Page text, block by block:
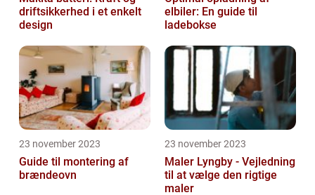
driftsikkerhed i et enkelt
design
elbiler: En guide til
ladebokse
23 november 2023
Guide til montering af
brændeovn
23 november 2023
Maler Lyngby - Vejledning
til at vælge den rigtige
maler